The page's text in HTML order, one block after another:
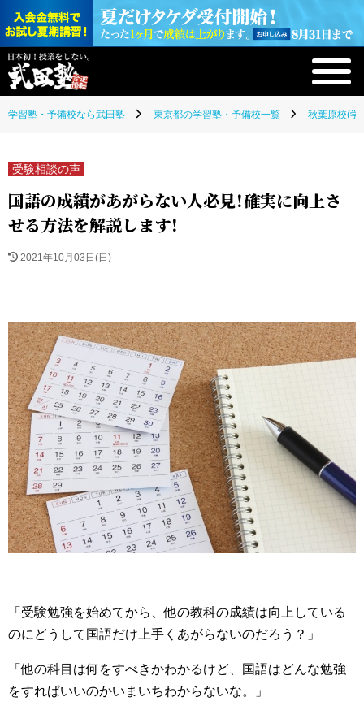
学習塾・予備校なら武田塾 東京都の学習塾・予備校一覧 秋葉原校(学
受験相談の声
国語の成績があがらない人必見！確実に向上さ
せる方法を解説します！
2021年10月03日(日)
「受験勉強を始めてから、他の教科の成績は向上している
のにどうして国語だけ上手くあがらないのだろう？」
「他の科目は何をすべきかわかるけど、国語はどんな勉強
をすればいいのかいまいちわからないな。」